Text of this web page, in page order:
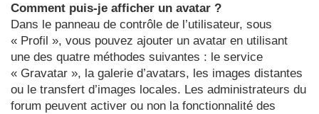
Comment puis-je afficher un avatar ?
Dans le panneau de contrôle de l’utilisateur, sous
« Profil », vous pouvez ajouter un avatar en utilisant
une des quatre méthodes suivantes : le service
« Gravatar », la galerie d’avatars, les images distantes
ou le transfert d’images locales. Les administrateurs du
forum peuvent activer ou non la fonctionnalité des